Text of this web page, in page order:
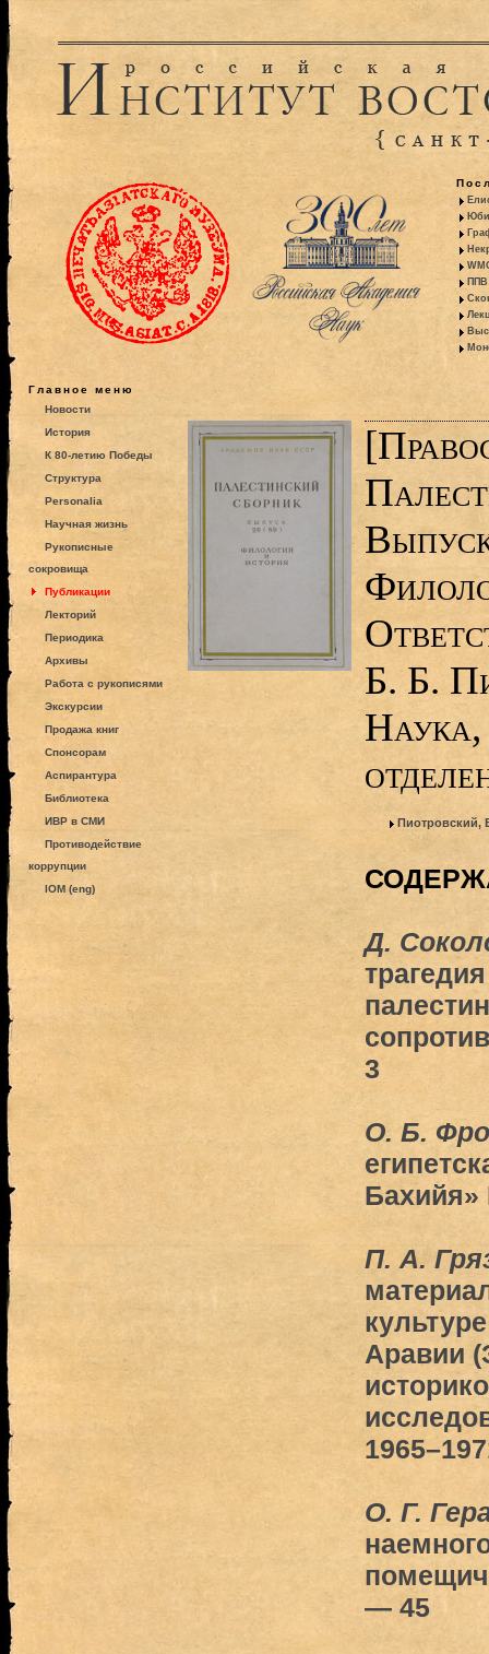
ППВ
Главное меню
Новости
История
К 80-летию Победы
Структура
Personalia
Научная жизнь
Рукописные
сокровища
Публикации
Лекторий
Периодика
Архивы
Работа с рукописями
Экскурсии
Продажа книг
Спонсорам
Аспирантура
Библиотека
ИВР в СМИ
Противодействие
коррупции
IOM (eng)
Б. Б.
Наука,
Пиотровский,
Д.
3
О. Б.
Бахийя»
П. А.
Аравии
O. Г.
— 45